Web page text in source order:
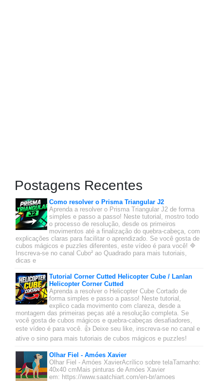
Postagens Recentes
Como resolver o Prisma Triangular J2
Aprenda a resolver o Prisma Triangular J2 de forma
simples e passo a passo! Neste tutorial, mostro todo
o processo de resolução, desde os primeiros
movimentos até a finalização do quebra-cabeça, com
explicações claras para facilitar o aprendizado. Se você gosta de
cubos mágicos e puzzles diferentes, este vídeo é para você! 🔷
Inscreva-se no canal Cubo² ao Quadrado para mais tutoriais,
dicas e
Tutorial Corner Cutted Helicopter Cube / Lanlan
Helicopter Corner Cutted
Aprenda a resolver o Helicopter Cube Cortado de
forma simples e passo a passo! Neste tutorial,
explico cada movimento com clareza, desde a
montagem das primeiras peças até a resolução completa. Se
você gosta de cubos mágicos e quebra-cabeças desafiadores,
este vídeo é para você. 👍 Deixe seu like, inscreva-se no canal e
ative o sino para mais tutoriais de cubos mágicos e puzzles!
Olhar Fiel - Amóes Xavier
Olhar Fiel - Amóes XavierAcrílico sobre telaTamanho:
40x40 cmMais pinturas de Amóes Xavier
em: https://www.saatchiart.com/en-br/amoes